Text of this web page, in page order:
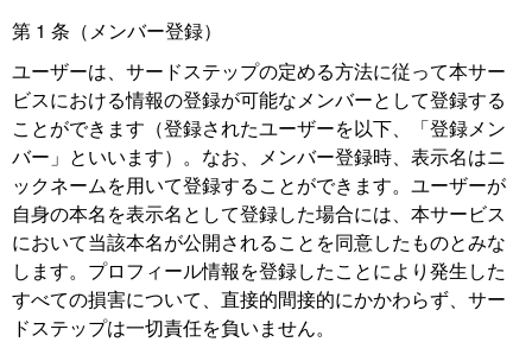
第 1 条（メンバー登録）
ユーザーは、サードステップの定める方法に従って本サー
ビスにおける情報の登録が可能なメンバーとして登録する
ことができます（登録されたユーザーを以下、「登録メン
バー」といいます）。なお、メンバー登録時、表示名はニ
ックネームを用いて登録することができます。ユーザーが
自身の本名を表示名として登録した場合には、本サービス
において当該本名が公開されることを同意したものとみな
します。プロフィール情報を登録したことにより発生した
すべての損害について、直接的間接的にかかわらず、サー
ドステップは一切責任を負いません。